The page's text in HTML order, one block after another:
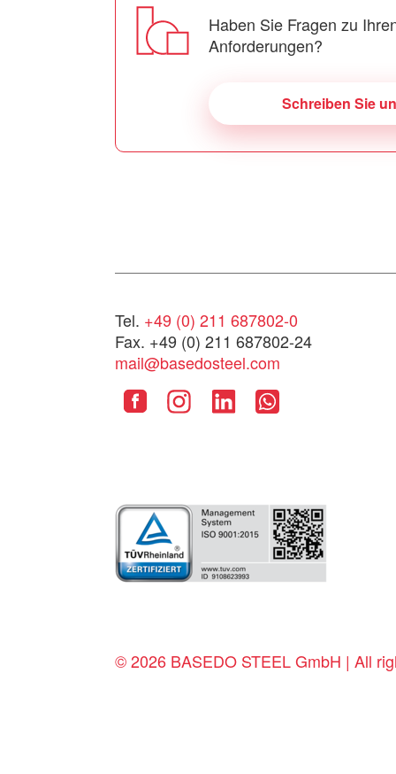
Haben Sie Fragen zu
Anforderungen?
Schreiben Sie
Tel. +49 (0) 211 687802-0
Fax. +49 (0) 211 687802-24
mail@basedosteel.com
© 2026 BASEDO STEEL GmbH | All